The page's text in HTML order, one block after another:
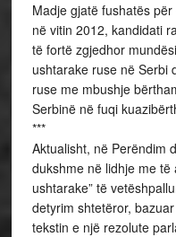
Madje gjatë fushatës
në vitin 2012, kandidati
të fortë zgjedhor
ushtarake ruse në Serbi
ruse me mbushje
Serbinë në fuqi
***
Aktualisht, në Perëndim
dukshme në lidhje me të
ushtarake” të
detyrim shtetëror,
tekstin e një rezolute